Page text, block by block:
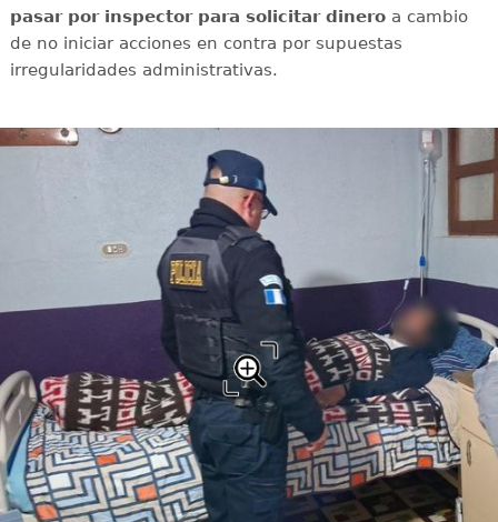
pasar por inspector para solicitar dineroa cambio
de no iniciar acciones en contra por supuestas
irregularidades administrativas.